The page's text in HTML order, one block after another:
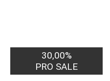
30,00%
PRO SALE